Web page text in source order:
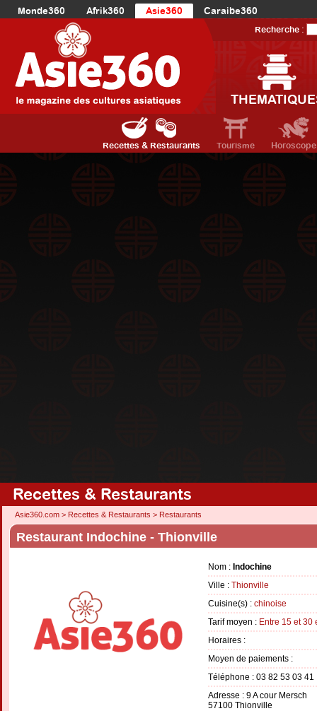
Monde360 Afrik360 Asie360
Caraibe360
Europe360
AmériqueDuNord360
Océanie360
Recherche :
Recettes & Restaurants Tourisme Horoscope
Recettes & Restaurants
Asie360.com > Recettes & Restaurants > Restaurants
Restaurant Indochine - Thionville
Nom : Indochine
Ville : Thionville
Cuisine(s) : chinoise
Tarif moyen : Entre 15 et 30
Horaires :
Moyen de paiements :
Téléphone : 03 82 53 03 41
Adresse : 9 A cour Mersch
57100 Thionville